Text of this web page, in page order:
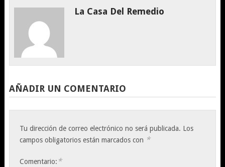
La Casa Del Remedio
AÑADIR UN COMENTARIO
Tu dirección de correo electrónico no será publicada. Los
campos obligatorios están marcados con *
Comentario: *